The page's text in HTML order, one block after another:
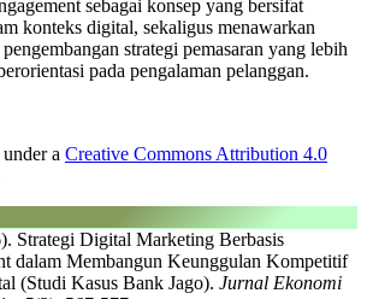
sebagai konsep yang bersifat
konteks digital, sekaligus menawarkan
strategi pemasaran yang lebih
pada pengalaman pelanggan.
a Creative Commons Attribution 4.0
Strategi Digital Marketing Berbasis
dalam Membangun Keunggulan Kompetitif
(Studi Kasus Bank Jago). Jurnal Ekonomi